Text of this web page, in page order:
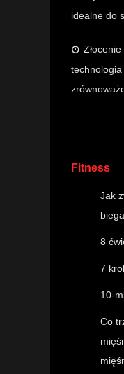
idealne do
Fitness
Jak
8
7
10-
Co